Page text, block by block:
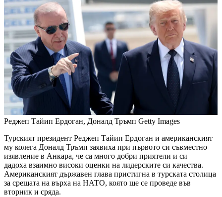
Реджеп Тайип Ердоган, Доналд Тръмп Getty Images
Турският президент Реджеп Тайип Ердоган и американският
му колега Доналд Тръмп заявиха при първото си съвместно
изявление в Анкара, че са много добри приятели и си
дадоха взаимно високи оценки на лидерските си качества.
Американският държавен глава пристигна в турската столица
за срещата на върха на НАТО, която ще се проведе във
вторник и сряда.